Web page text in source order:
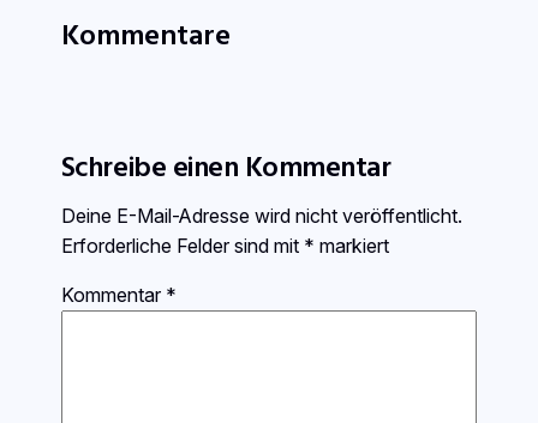
Kommentare
Schreibe einen Kommentar
Deine E-Mail-Adresse wird nicht veröffentlicht.
Erforderliche Felder sind mit * markiert
Kommentar *